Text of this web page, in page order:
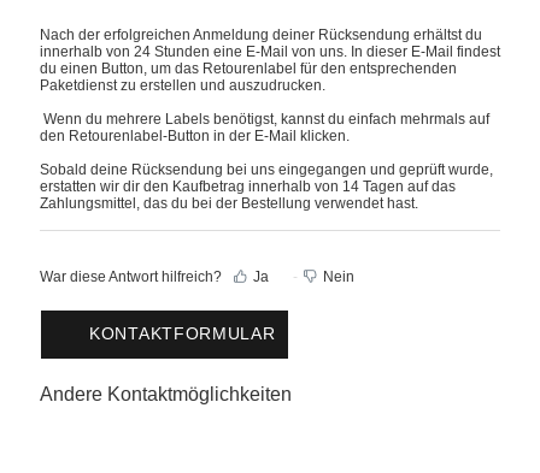
Nach der erfolgreichen Anmeldung deiner Rücksendung erhältst du
innerhalb von 24 Stunden eine E-Mail von uns. In dieser E-Mail findest
du einen Button, um das Retourenlabel für den entsprechenden
Paketdienst zu erstellen und auszudrucken.
Wenn du mehrere Labels benötigst, kannst du einfach mehrmals auf
den Retourenlabel-Button in der E-Mail klicken.
Sobald deine Rücksendung bei uns eingegangen und geprüft wurde,
erstatten wir dir den Kaufbetrag innerhalb von 14 Tagen auf das
Zahlungsmittel, das du bei der Bestellung verwendet hast.
War diese Antwort hilfreich? Ja Nein
KONTAKTFORMULAR
Andere Kontaktmöglichkeiten